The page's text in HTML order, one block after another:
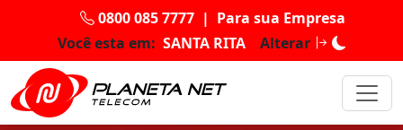
0800 085 7777 | Para sua Empresa
Você esta em: SANTA RITA Alterar